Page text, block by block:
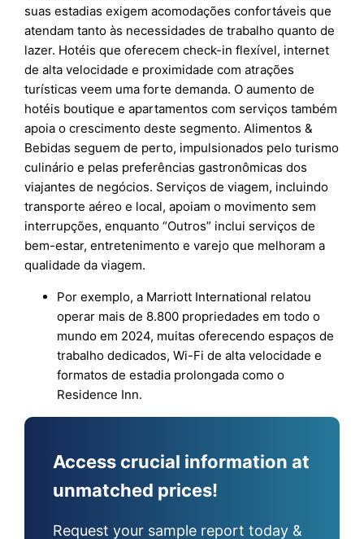
suas estadias exigem acomodações confortáveis que
atendam tanto às necessidades de trabalho quanto de
lazer. Hotéis que oferecem check-in flexível, internet
de alta velocidade e proximidade com atrações
turísticas veem uma forte demanda. O aumento de
hotéis boutique e apartamentos com serviços também
apoia o crescimento deste segmento. Alimentos &
Bebidas seguem de perto, impulsionados pelo turismo
culinário e pelas preferências gastronômicas dos
viajantes de negócios. Serviços de viagem, incluindo
transporte aéreo e local, apoiam o movimento sem
interrupções, enquanto “Outros” inclui serviços de
bem-estar, entretenimento e varejo que melhoram a
qualidade da viagem.
Por exemplo, a Marriott International relatou
operar mais de 8.800 propriedades em todo o
mundo em 2024, muitas oferecendo espaços de
trabalho dedicados, Wi-Fi de alta velocidade e
formatos de estadia prolongada como o
Residence Inn.
Access crucial information at
unmatched prices!
Request your sample report today &